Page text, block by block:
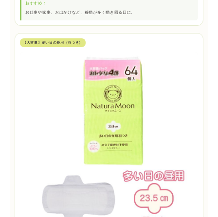
おすすめ：
お仕事や家事、お出かけなど、移動が多く動き回る日に.
【大容量】多い日の昼用（羽つき）